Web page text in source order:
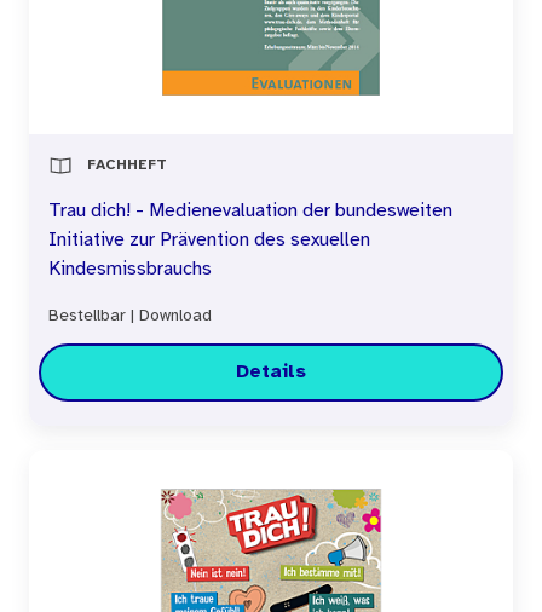
FACHHEFT
Trau dich! - Medienevaluation der bundesweiten
Initiative zur Prävention des sexuellen
Kindesmissbrauchs
Bestellbar Download
Details